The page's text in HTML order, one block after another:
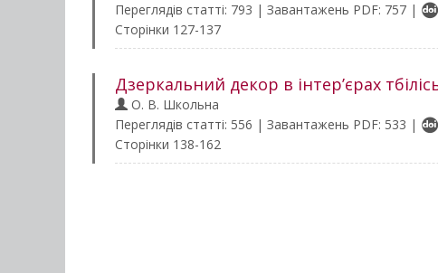
Переглядів статті: 793 | Завантажень PDF: 757 |
Сторінки 127-137
Дзеркальний декор в інтер’єрах
О. В. Школьна
Переглядів статті: 556 | Завантажень PDF: 533 |
Сторінки 138-162